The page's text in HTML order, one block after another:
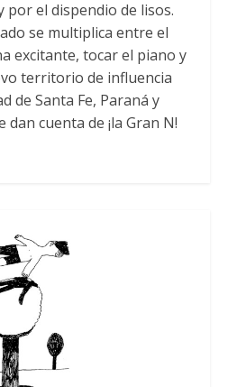
el dispendio de lisos.
se multiplica entre el
excitante, tocar el piano y
territorio de influencia
de Santa Fe, Paraná y
cuenta de ¡la Gran N!